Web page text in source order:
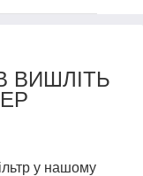
ВИШЛІТЬ
у нашому